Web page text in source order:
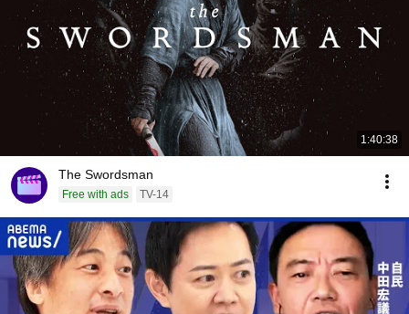
1:40:38
The Swordsman
Free with ads TV-14